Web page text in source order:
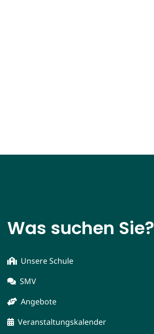
Was suchen Sie?
Unsere Schule
SMV
Angebote
Veranstaltungskalender